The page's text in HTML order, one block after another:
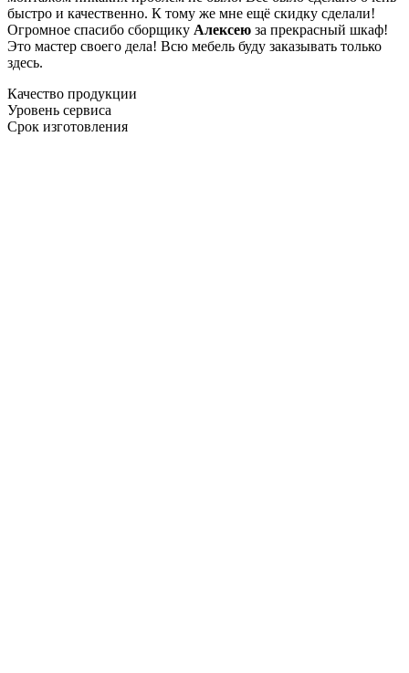
быстро и качественно. К тому же мне ещё скидку сделали!
Огромное спасибо сборщику Алексею за прекрасный шкаф!
Это мастер своего дела! Всю мебель буду заказывать только
здесь.
Качество продукции
Уровень сервиса
Срок изготовления